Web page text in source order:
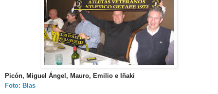
Picón, Miguel Ángel, Mauro, Emilio e Iñaki
Foto: Blas